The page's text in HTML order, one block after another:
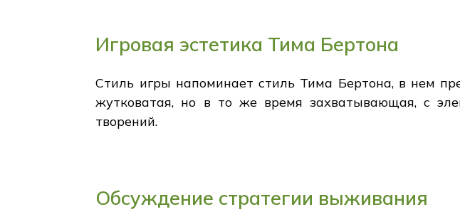
Игровая эстетика Тима Бертона
Стиль игры напоминает стиль Тима Бертона, в нем
жутковатая, но в то же время захватывающая, с
творений.
Обсуждение стратегии выживания